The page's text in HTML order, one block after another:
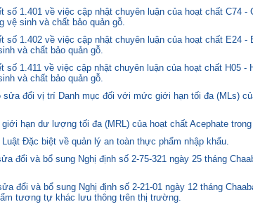
1.401 về việc cập nhật chuyên luận của hoạt chất C74
vệ sinh và chất bảo quản gỗ.
số 1.402 về việc cập nhật chuyên luận của hoạt chất E24
và chất bảo quản gỗ.
số 1.411 về việc cập nhật chuyên luận của hoạt chất H05
và chất bảo quản gỗ.
sửa đổi vị trí Danh mục đối với mức giới hạn tối đa (MLs)
hạn dư lượng tối đa (MRL) của hoạt chất Acephate
Đặc biệt về quản lý an toàn thực phẩm nhập khẩu.
đổi và bổ sung Nghị định số 2-75-321 ngày 25 tháng
đổi và bổ sung Nghị định số 2-21-01 ngày 12 tháng
tương tự khác lưu thông trên thị trường.